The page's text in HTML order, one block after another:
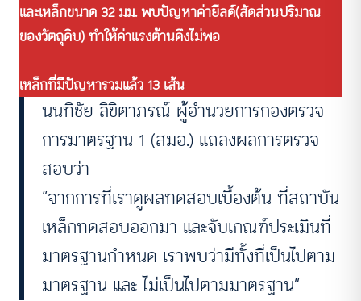
และเหล็กขนาด 32 มม. พบปัญหาค่ายีลด์(สัดส่วนปริมาณ
ของวัตถุดิบ) ทำให้ค่าแรงต้านดึงไม่พอ
เหล็กที่มีปัญหารวมแล้ว 13 เส้น
นนทิชัย ลิขิตาภรณ์ ผู้อำนวยการกองตรวจ
การมาตรฐาน 1 (สมอ.) แถลงผลการตรวจ
สอบว่า
“จากการที่เราดูผลทดสอบเบื้องต้น ที่สถาบัน
เหล็กทดสอบออกมา และจับเกณฑ์ประเมินที่
มาตรฐานกำหนด เราพบว่ามีทั้งที่เป็นไปตาม
มาตรฐาน และ ไม่เป็นไปตามมาตรฐาน”